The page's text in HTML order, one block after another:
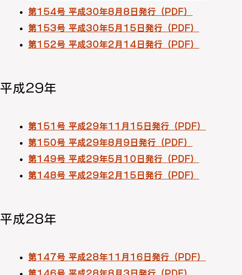
第154号 平成30年8月8日発行（PDF）
第153号 平成30年5月15日発行（PDF）
第152号 平成30年2月14日発行（PDF）
平成29年
第151号 平成29年11月15日発行（PDF）
第150号 平成29年8月9日発行（PDF）
第149号 平成29年5月10日発行（PDF）
第148号 平成29年2月15日発行（PDF）
平成28年
第147号 平成28年11月16日発行（PDF）
第146号 平成28年8月3日発行（PDF）